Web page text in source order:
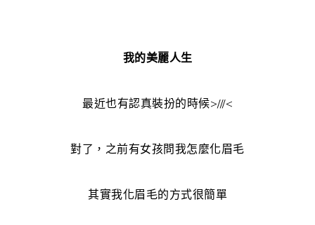
我的美麗人生
最近也有認真裝扮的時候>///<
對了，之前有女孩問我怎麼化眉毛
其實我化眉毛的方式很簡單